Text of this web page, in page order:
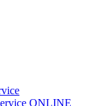
ONLINE